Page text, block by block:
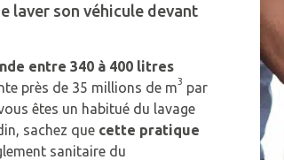
laver son véhicule devant
entre 340 à 400 litres
près de 35 millions de m3 par
êtes un habitué du lavage
sachez que cette pratique
sanitaire du